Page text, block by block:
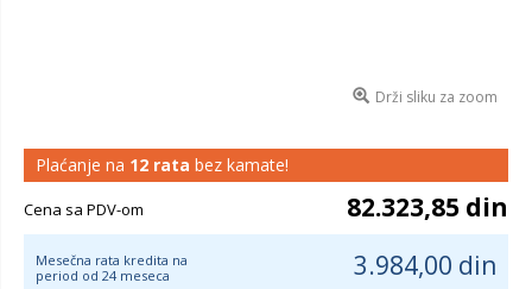
Drži sliku za zoom
Plaćanje na 12 rata bez kamate!
Cena sa PDV-om 82.323,85 din
Mesečna rata kredita na
period od 24 meseca
3.984,00 din